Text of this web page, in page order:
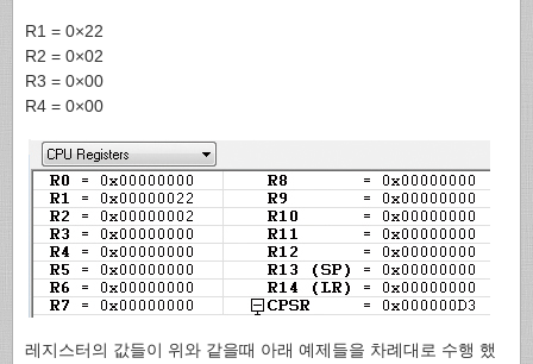
R1 = 0×22
R2 = 0×02
R3 = 0×00
R4 = 0×00
레지스터의 값들이 위와 같을때 아래 예제들을 차례대로 수행 했